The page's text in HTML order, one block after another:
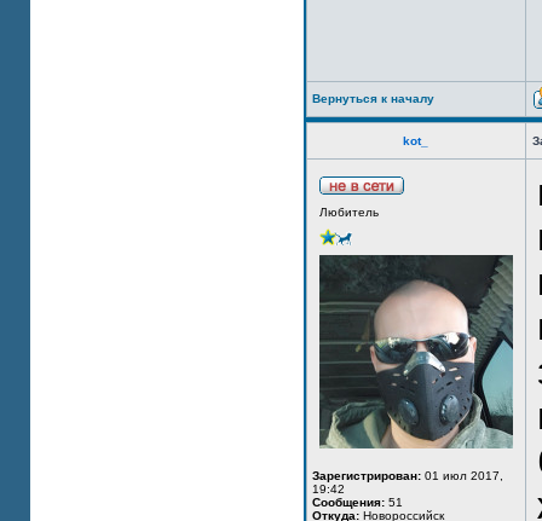
Вернуться к началу
kot_
Любитель
Зарегистрирован: 01 июл 2017,
19:42
Сообщения: 51
Откуда: Новороссийск